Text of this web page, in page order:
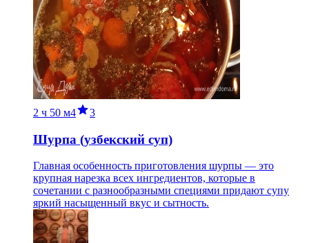
2 ч 50 м4 3
Шурпа (узбекский суп)
Главная особенность приготовления шурпы — это
крупная нарезка всех ингредиентов, которые в
сочетании с разнообразными специями придают супу
яркий насыщенный вкус и сытность.